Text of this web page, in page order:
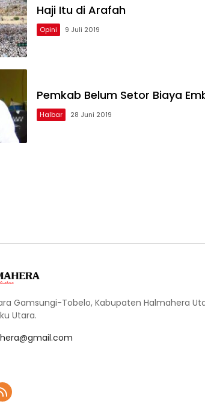
Haji Itu di Arafah
Opini 9 Juli 2019
Pemkab Belum Setor Biaya
Halbar 28 Juni 2019
Gamsungi-Tobelo, Kabupaten Halmahera
Utara.